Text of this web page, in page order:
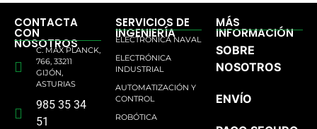
CONTACTA
CON
NOSOTROS
C. MAX PLANCK,
766, 33211
GIJÓN,
ASTURIAS
985 35 34
51
SERVICIOS DE
INGENIERÍA
ELECTRÓNICA NAVAL
ELECTRÓNICA
INDUSTRIAL
AUTOMATIZACIÓN Y
CONTROL
ROBÓTICA
MÁS
INFORMACIÓN
SOBRE
NOSOTROS
ENVÍO